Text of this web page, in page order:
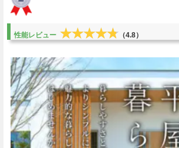
性能レビュー ★★★★★
★★★★★ （4.8）